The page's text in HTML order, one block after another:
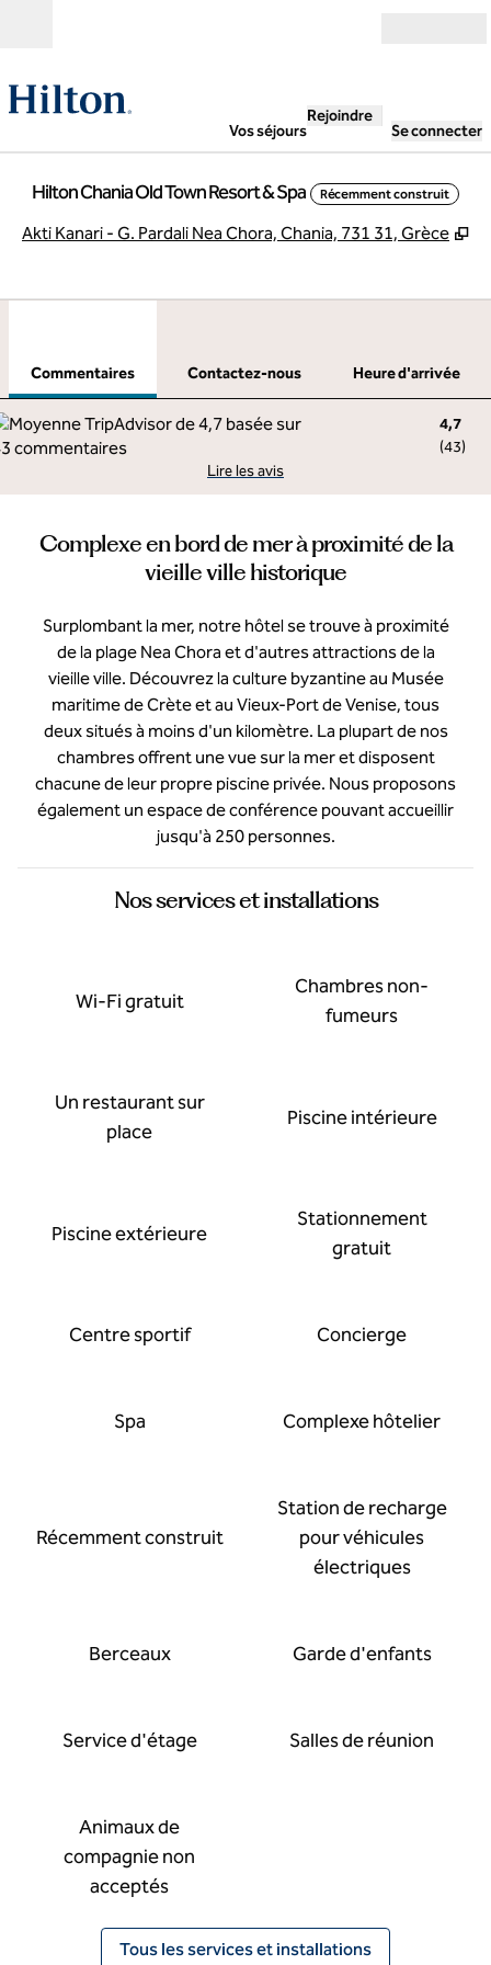
Vos séjours
Rejoindre
Se connecter
Hilton Chania Old Town Resort & Spa Récemment construit
Akti Kanari - G. Pardali Nea Chora, Chania, 731 31, Grèce ,
Commentaires Contactez-nous
Heure d'arrivée
4,7
(43)
Lire les avis
Complexe en bord de mer à proximité de la
vieille ville historique
Surplombant la mer, notre hôtel se trouve à proximité
de la plage Nea Chora et d'autres attractions de la
vieille ville. Découvrez la culture byzantine au Musée
maritime de Crète et au Vieux-Port de Venise, tous
deux situés à moins d'un kilomètre. La plupart de nos
chambres offrent une vue sur la mer et disposent
chacune de leur propre piscine privée. Nous proposons
également un espace de conférence pouvant accueillir
jusqu'à 250 personnes.
Nos services et installations
Wi-Fi gratuit
Chambres non-
fumeurs
Un restaurant sur
place
Piscine intérieure
Piscine extérieure
Stationnement
gratuit
Centre sportif Concierge
Spa Complexe hôtelier
Récemment construit
Station de recharge
pour véhicules
électriques
Berceaux Garde d'enfants
Service d'étage Salles de réunion
Animaux de
compagnie non
acceptés
Tous les services et installations